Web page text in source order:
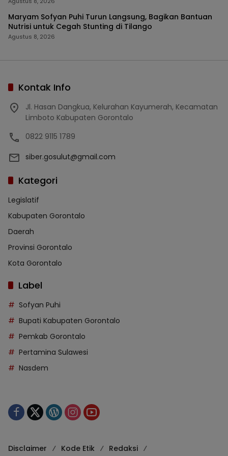
Maryam Sofyan Puhi Turun Langsung, Bagikan Bantuan
Nutrisi untuk Cegah Stunting di Tilango
Agustus 8, 2026
Kontak Info
Jl. Hasan Dangkua, Kelurahan Kayumerah, Kecamatan
Limboto Kabupaten Gorontalo
0822 9115 1789
siber.gosulut@gmail.com
Kategori
Legislatif
Kabupaten Gorontalo
Daerah
Provinsi Gorontalo
Kota Gorontalo
Label
Sofyan Puhi
Bupati Kabupaten Gorontalo
Pemkab Gorontalo
Pertamina Sulawesi
Nasdem
Disclaimer Kode Etik Redaksi